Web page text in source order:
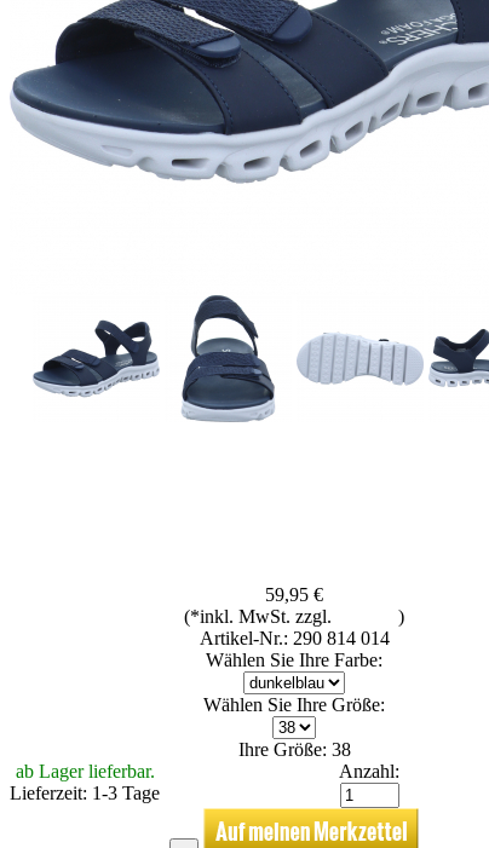
59,95 €
(*inkl. MwSt. zzgl.
)
Artikel-Nr.: 290 814 014
Wählen Sie Ihre Farbe:
Wählen Sie Ihre Größe:
Ihre Größe: 38
ab Lager lieferbar.
Lieferzeit: 1-3 Tage
Anzahl: